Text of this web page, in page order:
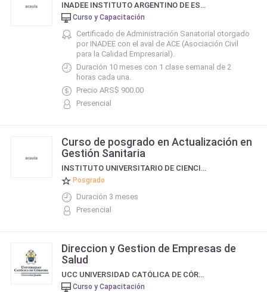
INADEE INSTITUTO ARGENTINO DE ESTUDIOS EMPRESARIALES
Curso y Capacitación
Certificado de Administración Sanatorial otorgado
por INADEE con el aval de ACE (Asociación Civil
para la Calidad Empresarial).
Duración 10 meses con 1 clase semanal de 2
horas cada una.
Precio ARS$ 900.00
Presencial
Curso de posgrado en Actualización en
Gestión Sanitaria
INSTITUTO UNIVERSITARIO DE CIENCIAS DE LA SALUD FUNDACIÓN H. A. BARCELÓ
Posgrado
Duración 3 meses
Presencial
Direccion y Gestion de Empresas de
Salud
UCC UNIVERSIDAD CATÓLICA DE CÓRDOBA
Curso y Capacitación